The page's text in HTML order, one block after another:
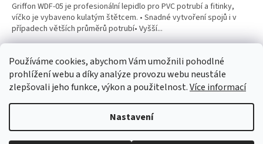
Používáme cookies, abychom Vám umožnili pohodlné
prohlížení webu a díky analýze provozu webu neustále
zlepšovali jeho funkce, výkon a použitelnost.Více informací
Nastavení
Griffon WDF-05 je profesionální lepidlo pro PVC potrubí a fitinky,
víčko je vybaveno kulatým štětcem. • Snadné vytvoření spojů i v
případech větších průměrů potrubí• Vyšší...
O
v
l
á
d
a
c
í
7položek celkem